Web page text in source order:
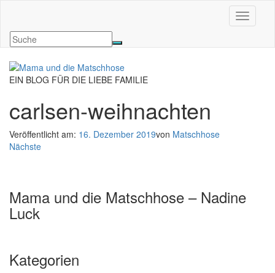
EIN BLOG FÜR DIE LIEBE FAMILIE
carlsen-weihnachten
Veröffentlicht am: 16. Dezember 2019von Matschhose
Nächste
Mama und die Matschhose – Nadine
Luck
Kategorien